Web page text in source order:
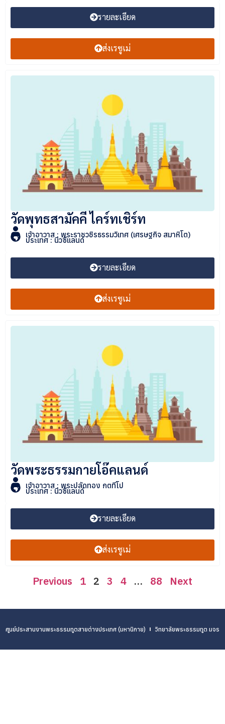
รายละเอียด
ส่งเรซูเม่
วัดพุทธสามัคคี ไคร์ทเชิร์ท
เจ้าอาวาส : พระราชวชิรธรรมวิเทศ (เศรษฐกิจ สมาหิโต)
ประเทศ : นิวซีแลนด์
รายละเอียด
ส่งเรซูเม่
วัดพระธรรมกายโอ๊คแลนด์
เจ้าอาวาส : พระปลัดทอง กตทีโป
ประเทศ : นิวซีแลนด์
รายละเอียด
ส่งเรซูเม่
Previous 1 2 3 4 … 88 Next
ศูนย์ประสานงานพระธรรมทูตสายต่างประเทศ (มหานิกาย) วิทยาลัยพระธรรมทูต มจร